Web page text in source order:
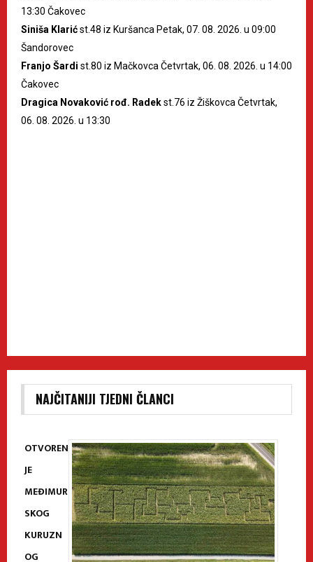
13:30 Čakovec
Siniša Klarićst.48 iz Kuršanca Petak, 07. 08. 2026. u 09:00
Šandorovec
Franjo Šardi st.80 iz Mačkovca Četvrtak, 06. 08. 2026. u 14:00
Čakovec
Dragica Novaković rođ. Radekst.76 iz Žiškovca Četvrtak,
06. 08. 2026. u 13:30
NAJČITANIJI TJEDNI ČLANCI
OTVOREN
JE
MEĐIMUR
SKOG
KURUZN
OG